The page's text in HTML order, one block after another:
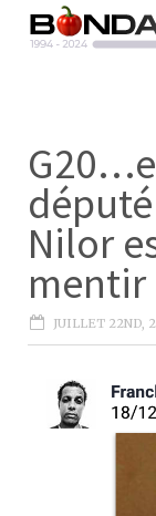
Nilor
mentir
JUILLET 22ND,